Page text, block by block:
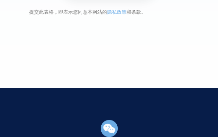
提交此表格，即表示您同意本网站的隐私政策和条款。